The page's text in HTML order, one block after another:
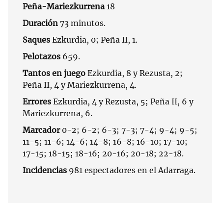
Peña-Mariezkurrena18
Duración 73 minutos.
Saques Ezkurdia, 0; Peña II, 1.
Pelotazos 659.
Tantos en juego Ezkurdia, 8 y Rezusta, 2;
Peña II, 4 y Mariezkurrena, 4.
Errores Ezkurdia, 4 y Rezusta, 5; Peña II, 6 y
Mariezkurrena, 6.
Marcador0-2; 6-2; 6-3; 7-3; 7-4; 9-4; 9-5;
11-5; 11-6; 14-6; 14-8; 16-8; 16-10; 17-10;
17-15; 18-15; 18-16; 20-16; 20-18; 22-18.
Incidencias 981 espectadores en el Adarraga.